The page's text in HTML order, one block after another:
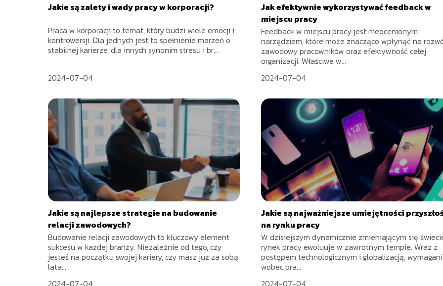
Jakie są zalety i wady pracy w korporacji?
Praca w korporacji to temat, który budzi wiele emocji i
kontrowersji. Dla jednych jest to spełnienie marzeń o
stabilnej karierze, dla innych synonim stresu i br...
2024-07-04
Jak efektywnie wykorzystywać feedback w
miejscu pracy
Feedback w miejscu pracy jest nieocenionym
narzędziem, które może znacząco wpłynąć na
zawodowy pracowników oraz efektywność całej
organizacji. Właściwe w...
2024-07-04
Jakie są najlepsze strategie na budowanie
relacji zawodowych?
Budowanie relacji zawodowych to kluczowy element
sukcesu w każdej branży. Niezależnie od tego, czy
jesteś na początku swojej kariery, czy masz już za sobą
lata...
2024-07-04
Jakie są najważniejsze umiejętności
na rynku pracy
W dzisiejszym dynamicznie zmieniającym się
rynek pracy ewoluuje w zawrotnym tempie. Wraz z
postępem technologicznym i globalizacją,
wobec pra...
2024-07-04